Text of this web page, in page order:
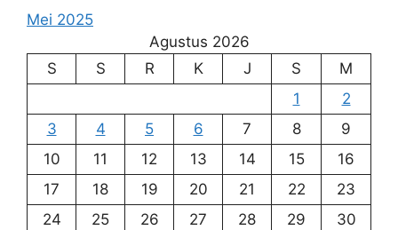
Mei 2025
Agustus 2026
S
S R K J S
M
1
2
3
4 5 6 7 8
9
10
11 12 13 14 15
16
17
18 19 20 21 22
23
24
25 26 27 28 29
30